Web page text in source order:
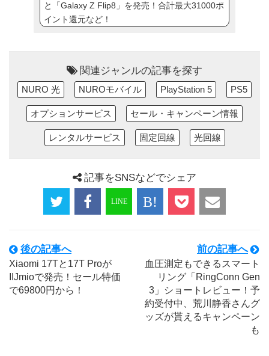
と「Galaxy Z Flip8」を発売！合計最大31000ポ
イント還元など！
関連ジャンルの記事を探す
NURO 光 NUROモバイル PlayStation 5 PS5
オプションサービス セール・キャンペーン情報
レンタルサービス 固定回線 光回線
記事をSNSなどでシェア
後の記事へ
Xiaomi 17Tと17T Proが
IIJmioで発売！セール特価
で69800円から！
前の記事へ
血圧測定もできるスマート
リング「RingConn Gen
3」ショートレビュー！予
約受付中、荒川静香さんグ
ッズが貰えるキャンペーン
も